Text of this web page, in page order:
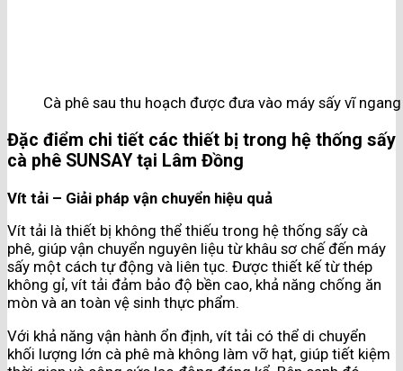
Cà phê sau thu hoạch được đưa vào máy sấy vĩ ngang
Đặc điểm chi tiết các thiết bị trong hệ thống sấy
cà phê SUNSAY tại Lâm Đồng
Vít tải – Giải pháp vận chuyển hiệu quả
Vít tải là thiết bị không thể thiếu trong hệ thống sấy cà
phê, giúp vận chuyển nguyên liệu từ khâu sơ chế đến máy
sấy một cách tự động và liên tục. Được thiết kế từ thép
không gỉ, vít tải đảm bảo độ bền cao, khả năng chống ăn
mòn và an toàn vệ sinh thực phẩm.
Với khả năng vận hành ổn định, vít tải có thể di chuyển
khối lượng lớn cà phê mà không làm vỡ hạt, giúp tiết kiệm